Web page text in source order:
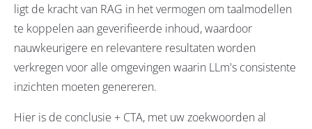
ligt de kracht van RAG in het vermogen om taalmodellen
te koppelen aan geverifieerde inhoud, waardoor
nauwkeurigere en relevantere resultaten worden
verkregen voor alle omgevingen waarin LLm's consistente
inzichten moeten genereren.
Hier is de conclusie + CTA, met uw zoekwoorden al